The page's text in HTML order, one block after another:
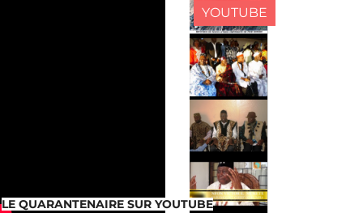
YOUTUBE
LE QUARANTENAIRE SUR
LE QUARANTENAIRE SUR YOUTUBE